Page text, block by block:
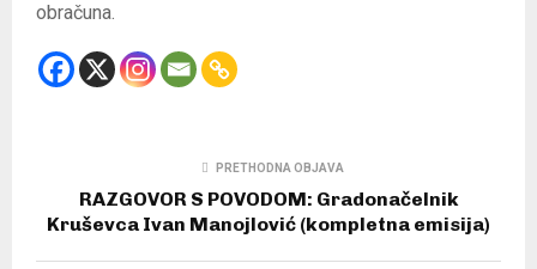
obračuna.
PRETHODNA OBJAVA
RAZGOVOR S POVODOM: Gradonačelnik
Kruševca Ivan Manojlović (kompletna emisija)